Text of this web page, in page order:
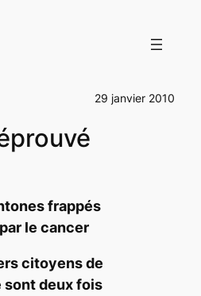
29 janvier 2010
frappés
le cancer
citoyens de
sont deux fois